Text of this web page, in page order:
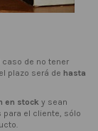
caso de no tener
plazo será de hasta
en stock y sean
para el cliente, sólo